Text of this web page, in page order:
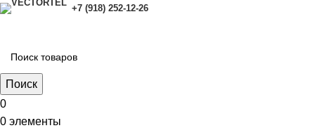
+7 (918) 252-12-26
Поиск
0
0 элементы